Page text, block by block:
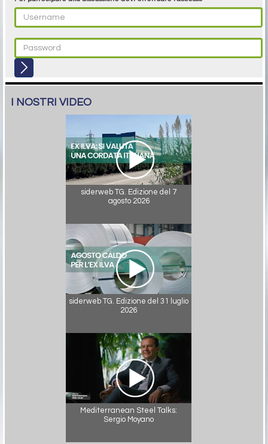
I NOSTRI VIDEO
siderweb TG. Edizione del 7
agosto 2026
siderweb TG. Edizione del 31 luglio
2026
Mediterranean Steel Talks:
Sergio Moyano